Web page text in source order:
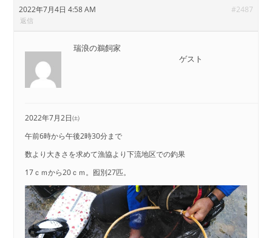
2022年7月4日 4:58 AM #2487
返信
瑞浪の鵜飼家
ゲスト
2022年7月2日㈯
午前6時から午後2時30分まで
数より大きさを求めて漁協より下流地区での釣果
17ｃｍから20ｃｍ。囮別27匹。